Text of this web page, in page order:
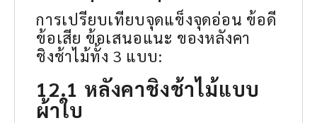
การเปรียบเทียบจุดแข็งจุดอ่อน ข้อดี
ข้อเสีย ข้อเสนอแนะ ของหลังคา
ชิงช้าไม้ทั้ง 3 แบบ:
12.1 หลังคาชิงช้าไม้แบบ
ผ้าใบ